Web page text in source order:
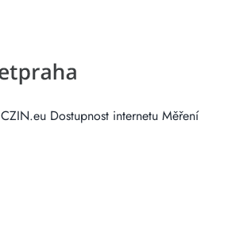
CZIN.eu Dostupnost internetu Měření